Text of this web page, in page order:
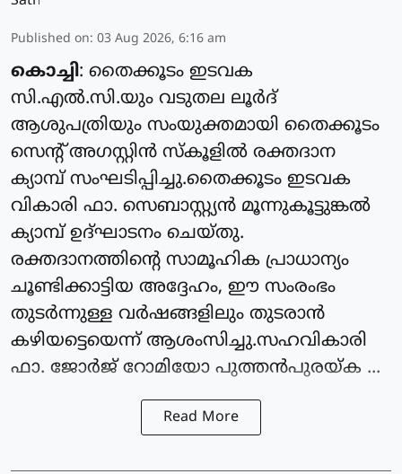
Published on: 03 Aug 2026, 6:16 am
കൊച്ചി: തൈക്കൂടം ഇടവക
സി.എൽ.സി.യും വടുതല ലൂർദ്
ആശുപത്രിയും സംയുക്തമായി തൈക്കൂടം
സെന്റ് അഗസ്റ്റിൻ സ്കൂളിൽ രക്തദാന
ക്യാമ്പ് സംഘടിപ്പിച്ചു.തൈക്കൂടം ഇടവക
വികാരി ഫാ. സെബാസ്റ്റ്യൻ മൂന്നുകൂട്ടുങ്കൽ
ക്യാമ്പ് ഉദ്ഘാടനം ചെയ്തു.
രക്തദാനത്തിന്റെ സാമൂഹിക പ്രാധാന്യം
ചൂണ്ടിക്കാട്ടിയ അദ്ദേഹം, ഈ സംരംഭം
തുടർന്നുള്ള വർഷങ്ങളിലും തുടരാൻ
കഴിയട്ടെയെന്ന് ആശംസിച്ചു.സഹവികാരി
ഫാ. ജോർജ് റോമിയോ പുത്തൻപുരയ്ക ...
Read More